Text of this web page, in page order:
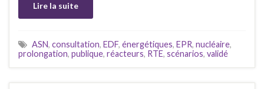
Lire la suite
ASN, consultation, EDF, énergétiques, EPR, nucléaire,
prolongation, publique, réacteurs, RTE, scénarios, validé